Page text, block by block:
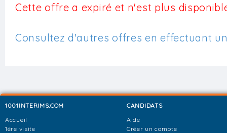
Cette offre a expiré et n'est plus
Consultez d'autres offres en effectuant
1001INTERIMS.COM
Accueil
1ère visite
CANDIDATS
Aide
Créer un compte